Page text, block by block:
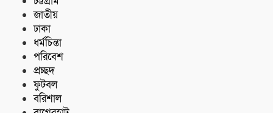
জাতীয়
ঢাকা
ধর্মচিন্তা
পরিবেশ
প্রচ্ছদ
ফুটবল
বরিশাল